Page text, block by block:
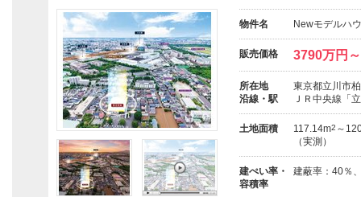
物件名 Newモデルハ
販売価格 3790万円
所在地
東京都立川市
沿線・駅
ＪＲ中央線「
土地面積 117.14m2 ～
（実測）
建ぺい率・
容積率
建蔽率：40％